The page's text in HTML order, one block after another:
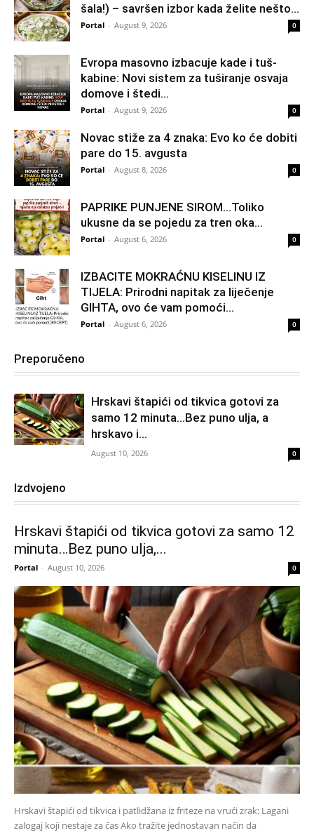
šala!) – savršen izbor kada želite nešto...
Portal - August 9, 2026 0
Evropa masovno izbacuje kade i tuš-
kabine: Novi sistem za tuširanje osvaja
domove i štedi...
Portal - August 9, 2026 0
Novac stiže za 4 znaka: Evo ko će dobiti
pare do 15. avgusta
Portal - August 8, 2026 0
PAPRIKE PUNJENE SIROM…Toliko
ukusne da se pojedu za tren oka…
Portal - August 6, 2026 0
IZBACITE MOKRAĆNU KISELINU IZ
TIJELA: Prirodni napitak za liječenje
GIHTA, ovo će vam pomoći...
Portal - August 6, 2026 0
Preporučeno
Hrskavi štapići od tikvica gotovi za
samo 12 minuta…Bez puno ulja, a
hrskavo i...
August 10, 2026 0
Izdvojeno
Hrskavi štapići od tikvica gotovi za samo 12
minuta…Bez puno ulja,...
Portal - August 10, 2026 0
Hrskavi štapići od tikvica i patlidžana iz friteze na vrući zrak: Lagani
zalogaj koji nestaje za čas Ako tražite jednostavan način da